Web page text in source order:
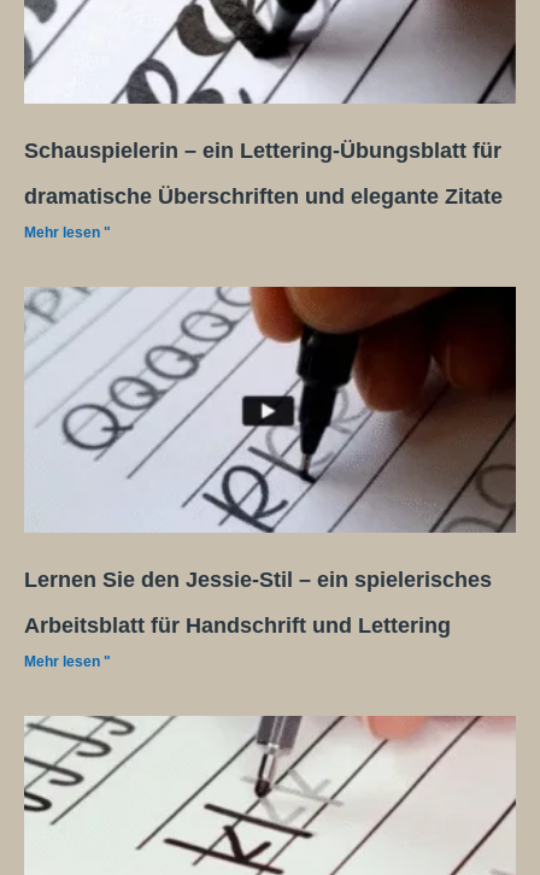
Schauspielerin – ein Lettering-Übungsblatt für
dramatische Überschriften und elegante Zitate
Mehr lesen "
Lernen Sie den Jessie-Stil – ein spielerisches
Arbeitsblatt für Handschrift und Lettering
Mehr lesen "